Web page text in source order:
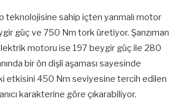
teknolojisine sahip içten yanmalı motor
güç ve 750 Nm tork üretiyor. Şanzıman
motoru ise 197 beygir güç ile 280
bir ön dişli aşaması sayesinde
etkisini 450 Nm seviyesine tercih edilen
karakterine göre çıkarabiliyor.